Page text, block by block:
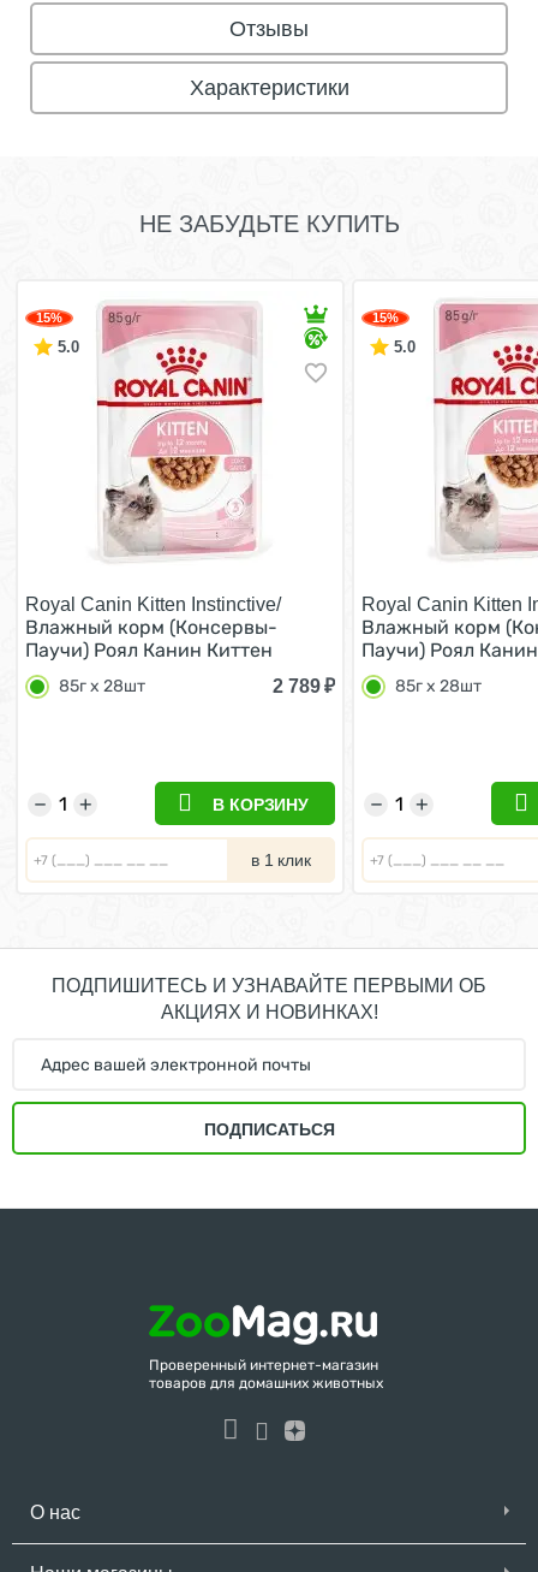
Отзывы
Характеристики
НЕ ЗАБУДЬТЕ КУПИТЬ
15%
5.0
Royal Canin Kitten Instinctive/
Влажный корм (Консервы-
Паучи) Роял Канин Киттен
Инстинктив для Котят в
возрасте от 4 до 12 месяцев в
85г х 28шт 2 789₽
+
− В КОРЗИНУ
в 1 клик
15%
5.0
Royal Canin Kitten
Влажный корм
Паучи) Роял
Инстинктив для
возрасте от 4 до
85г х 28шт
+
−
ПОДПИШИТЕСЬ И УЗНАВАЙТЕ ПЕРВЫМИ ОБ
АКЦИЯХ И НОВИНКАХ!
ПОДПИСАТЬСЯ
Проверенный интернет-магазин
товаров для домашних животных
О нас